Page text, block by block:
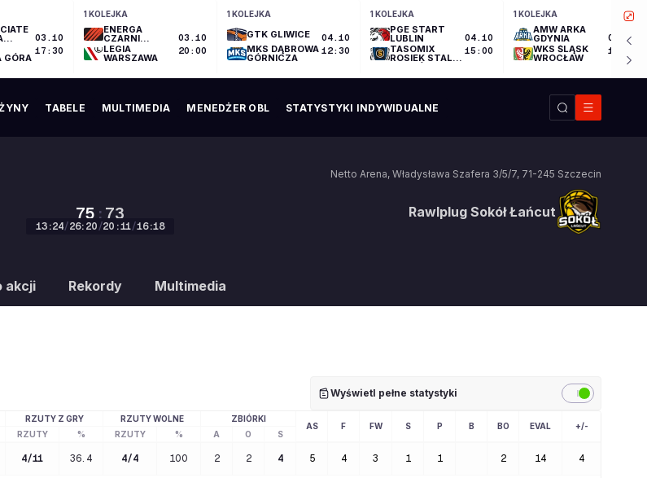
GÓRA
03.10
17:30
1 KOLEJKA
ENERGA
CZARNI
SŁUPSK
LEGIA
WARSZAWA
03.10
20:00
1 KOLEJKA
GTK GLIWICE
MKS DĄBROWA
GÓRNICZA
04.10
12:30
1 KOLEJKA
PGE START
LUBLIN
TASOMIX
ROSIEK STAL
WIELKOPOLSKI
04.10
15:00
1 KOLEJKA
AMW ARKA
GDYNIA
WKS ŚLĄSK
WROCŁAW
04.10
17:30
TABELE MULTIMEDIA MENEDŻER OBL STATYSTYKI INDYWIDUALNE
Netto Arena, Władysława Szafera 3/5/7, 71-245 Szczecin
75 : 73 Rawlplug Sokół Łańcut
13:24/26: 20 /20 :11/16:18
akcji Rekordy Multimedia
Wyświetl pełne statystyki
RZUTY Z GRY RZUTY WOLNE ZBIÓRKI
AS F FW S P B BO EVAL
+/-
RZUTY % RZUTY % A O S
4/11 36.4 4/4 100 2 2 4 5 4 3 1 1 2 14 4